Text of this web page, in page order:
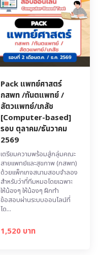
Pack แพทย์ศาสตร์
กสพท /ทันตแพทย์ /
สัตวแพทย์/เภสัช
[Computer-based]
รอบ ตุลาคม/ธันวาคม
2569
เตรียมความพร้อมสู่กลุ่มคณะ
สายแพทย์และสุขภาพ (กสพท)
ด้วยแพ็กเกจสนามสอบจำลอง
สำหรับว่าที่ทีมหมอโดยเฉพาะ
ให้น้องๆ ให้น้องๆ ฝึกทำ
ข้อสอบผ่านระบบออนไลน์ที่
ได...
1,520 บาท